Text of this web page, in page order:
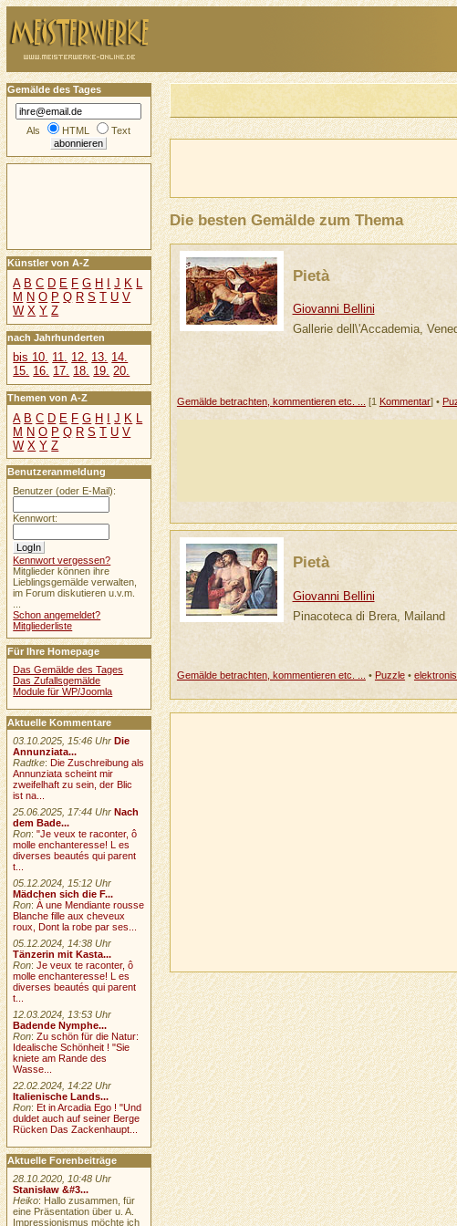
Die besten Gemälde zum Thema
Pietà
Giovanni Bellini
Gallerie dell\'Accademia,
Gemälde betrachten, kommentieren etc. ...
[1 Kommentar] •
Pietà
Giovanni Bellini
Pinacoteca di Brera, Mailand
Gemälde betrachten, kommentieren etc. ...
• Puzzle•
Gemälde des Tages
Als HTML Text
Künstler von A-Z
A B C D E F G H J K L
M N O P Q R S T U V
W X Y Z
nach Jahrhunderten
bis 10. 11. 12. 13. 14.
15. 16. 17. 18. 19. 20.
Themen von A-Z
A B C D E F G H I J K L
M N O P Q R S T U V
W X Y Z
Benutzeranmeldung
Benutzer (oder E-Mail):
Kennwort:
Kennwort vergessen?
Mitglieder können ihre
Lieblingsgemälde verwalten,
im Forum diskutieren u.v.m.
Schon angemeldet?
Mitgliederliste
Für Ihre Homepage
Das Gemälde des Tages
Das Zufallsgemälde
Module für WP/Joomla
Aktuelle Kommentare
03.10.2025, 15:46 Uhr Die
Annunziata...
Radtke: Die Zuschreibung als
Annunziata scheint mir
zweifelhaft zu sein, der Blic
ist na...
25.06.2025, 17:44 Uhr Nach
dem Bade...
Ron:"Je veux te raconter, ô
molle enchanteresse! L es
diverses beautés qui parent
t...
05.12.2024, 15:12 Uhr
Mädchen sich die F...
Ron:À une Mendiante rousse
Blanche fille aux cheveux
roux, Dont la robe par ses...
05.12.2024, 14:38 Uhr
Tänzerin mit Kasta...
Ron:Je veux te raconter, ô
molle enchanteresse! L es
diverses beautés qui parent
t...
12.03.2024, 13:53 Uhr
Badende Nymphe...
Ron:Zu schön für die Natur:
Idealische Schönheit ! "Sie
kniete am Rande des
Wasse...
22.02.2024, 14:22 Uhr
Italienische Lands...
Ron:Et in Arcadia Ego ! "Und
duldet auch auf seiner Berge
Rücken Das Zackenhaupt...
Aktuelle Forenbeiträge
28.10.2020, 10:48 Uhr
Stanisław &#3...
Heiko: Hallo zusammen, für
eine Präsentation über u. A.
Impressionismus möchte ich